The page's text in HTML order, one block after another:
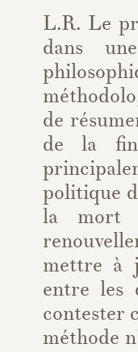
L.R. Le
dans
de
de la
politique
la mort
mettre à
entre les
contester
méthode